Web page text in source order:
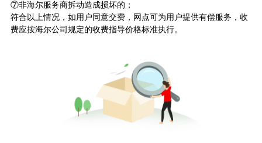
⑦非海尔服务商拆动造成损坏的；
符合以上情况，如用户同意交费，网点可为用户提供有偿服务，收
费应按海尔公司规定的收费指导价格标准执行。